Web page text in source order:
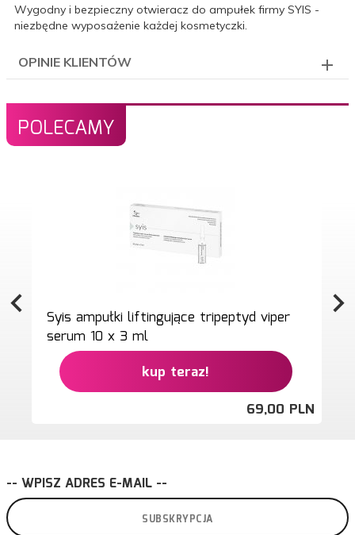
Wygodny i bezpieczny otwieracz do ampułek firmy SYIS -
niezbędne wyposażenie każdej kosmetyczki.
OPINIE KLIENTÓW
POLECAMY
Syis ampułki liftingujące tripeptyd viper
serum 10 x 3 ml
kup teraz!
69,00 PLN
-- WPISZ ADRES E-MAIL --